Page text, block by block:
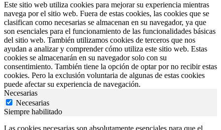
Este sitio web utiliza cookies para mejorar su experiencia mientras
navega por el sitio web. Fuera de estas cookies, las cookies que se
clasifican como necesarias se almacenan en su navegador, ya que
son esenciales para el funcionamiento de las funcionalidades básicas
del sitio web. También utilizamos cookies de terceros que nos
ayudan a analizar y comprender cómo utiliza este sitio web. Estas
cookies se almacenarán en su navegador solo con su
consentimiento. También tiene la opción de optar por no recibir estas
cookies. Pero la exclusión voluntaria de algunas de estas cookies
puede afectar su experiencia de navegación.
Necesarias
Necesarias
Siempre habilitado